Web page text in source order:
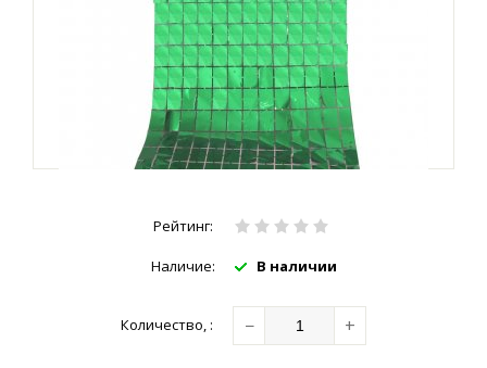
Рейтинг:
Наличие: В наличии
Количество, : − +